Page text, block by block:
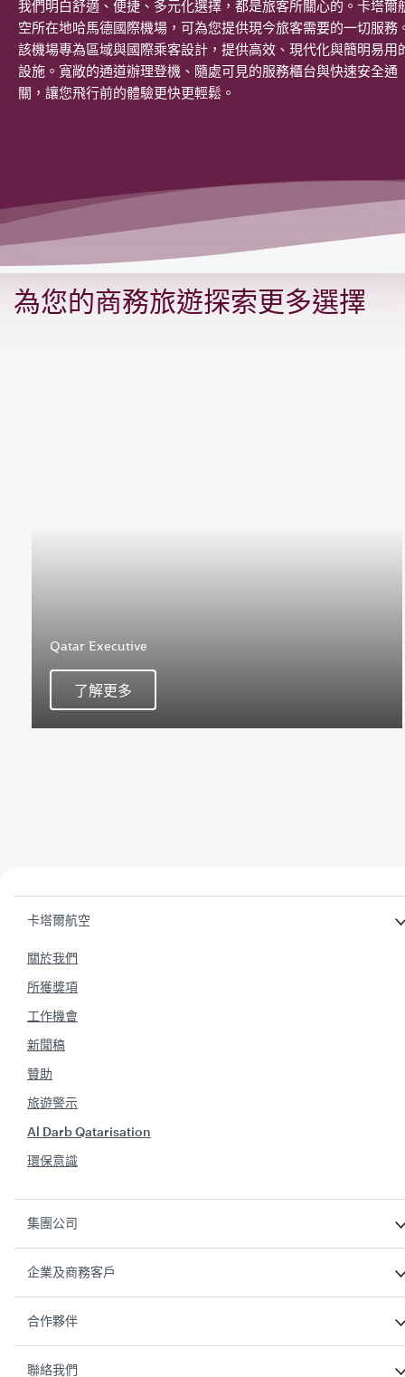
我們明白舒適、便捷、多元化選擇，都是旅客所關心的。卡塔爾
空所在地哈馬德國際機場，可為您提供現今旅客需要的一切服務
該機場專為區域與國際乘客設計，提供高效、現代化與簡明易用
設施。寬敞的通道辦理登機、隨處可見的服務櫃台與快速安全通
關，讓您飛行前的體驗更快更輕鬆。
為您的商務旅遊探索更多選擇
Qatar Executive
了解更多
卡塔爾航空
關於我們
所獲獎項
工作機會
新聞稿
贊助
旅遊警示
Al Darb Qatarisation
環保意識
集團公司
企業及商務客戶
合作夥伴
聯絡我們